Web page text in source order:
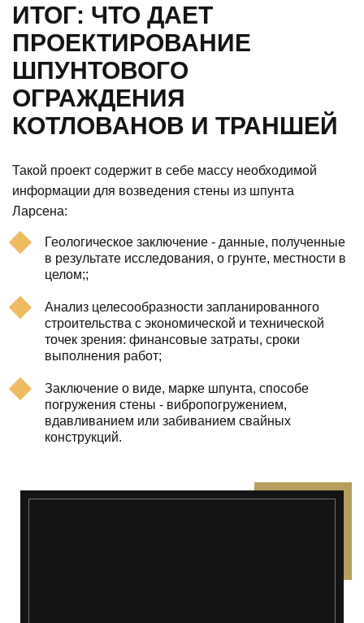
ИТОГ: ЧТО ДАЕТ
ПРОЕКТИРОВАНИЕ
ШПУНТОВОГО
ОГРАЖДЕНИЯ
КОТЛОВАНОВ И ТРАНШЕЙ
Такой проект содержит в себе массу необходимой
информации для возведения стены из шпунта
Ларсена:
Геологическое заключение - данные, полученные
в результате исследования, о грунте, местности в
целом;;
Анализ целесообразности запланированного
строительства с экономической и технической
точек зрения: финансовые затраты, сроки
выполнения работ;
Заключение о виде, марке шпунта, способе
погружения стены - вибропогружением,
вдавливанием или забиванием свайных
конструкций.